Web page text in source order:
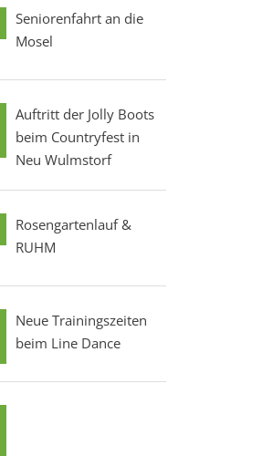
Seniorenfahrt an die
Mosel
Auftritt der Jolly Boots
beim Countryfest in
Neu Wulmstorf
Rosengartenlauf &
RUHM
Neue Trainingszeiten
beim Line Dance